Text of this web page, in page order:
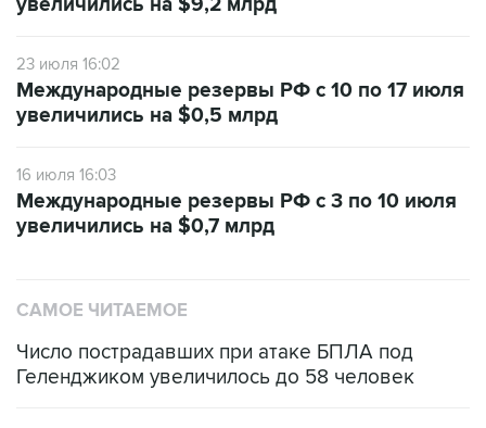
увеличились на $9,2 млрд
23 июля 16:02
Международные резервы РФ с 10 по 17 июля
увеличились на $0,5 млрд
16 июля 16:03
Международные резервы РФ с 3 по 10 июля
увеличились на $0,7 млрд
САМОЕ ЧИТАЕМОЕ
Число пострадавших при атаке БПЛА под
Геленджиком увеличилось до 58 человек